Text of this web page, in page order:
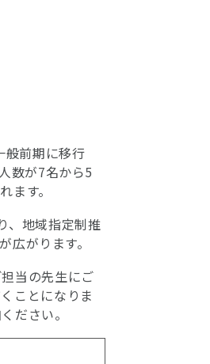
般前期に移行
数が7名から5
ます。
、地域指定制推
がります。
当の先生にご
ことになりま
ださい。